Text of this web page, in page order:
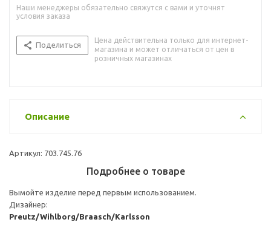
Наши менеджеры обязательно свяжутся с вами и уточнят
условия заказа
Поделиться
Цена действительна только для интернет-
магазина и может отличаться от цен в
розничных магазинах
Описание
Артикул: 703.745.76
Подробнее о товаре
Вымойте изделие перед первым использованием.
Дизайнер:
Preutz/Wihlborg/Braasch/Karlsson